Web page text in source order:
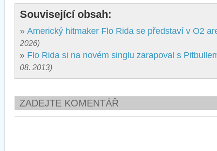
Související obsah:
» Americký hitmaker Flo Rida se představí v O2
2026)
» Flo Rida si na novém singlu zarapoval s
08. 2013)
ZADEJTE KOMENTÁŘ